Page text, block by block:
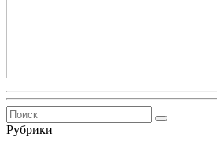
Рубрики